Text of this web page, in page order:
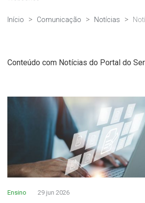
Início Comunicação Notícias
Conteúdo com Notícias do Portal do
Ensino 29 jun 2026